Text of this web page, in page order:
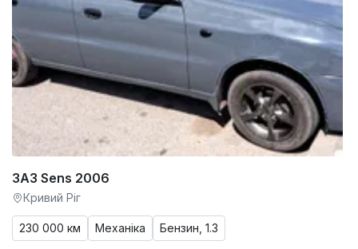
ЗАЗ Sens 2006
Кривий Ріг
230 000 км Механіка Бензин, 1.3